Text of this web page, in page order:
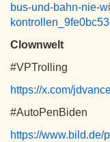
bus-und-bahn-nie-
Clownwelt
#VPTrolling
https://x.com/
#AutoPenBiden
https://www.bild.de/